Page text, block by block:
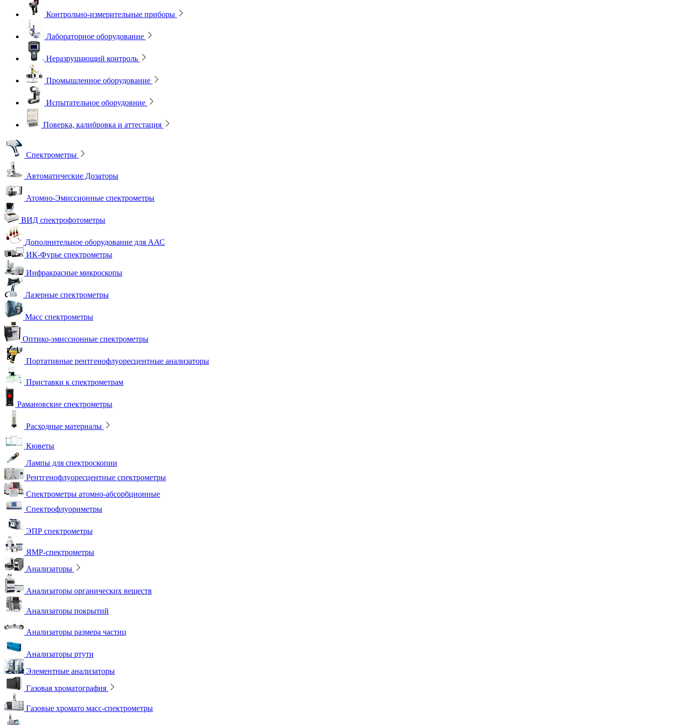
Контрольно-измерительные приборы
Лабораторное оборудование
Неразрушающий контроль
Промышленное оборудование
Испытательное оборудовние
Поверка, калибровка и аттестация
Спектрометры
Автоматические Дозаторы
Атомно-Эмиссионные спектрометры
ВИД спектрофотометры
Дополнительное оборудование для ААС
ИК-Фурье спектрометры
Инфракрасные микроскопы
Лазерные спектрометры
Масс спектрометры
Оптико-эмиссионные спектрометры
Портативные рентгенофлуоресцентные анализаторы
Приставки к спектрометрам
Рамановские спектрометры
Расходные материалы
Кюветы
Лампы для спектроскопии
Рентгенофлуоресцентные спектрометры
Спектрометры атомно-абсорбционные
Спектрофлуориметры
ЭПР спектрометры
ЯМР-спектрометры
Анализаторы
Анализаторы органических веществ
Анализаторы покрытий
Анализаторы размера частиц
Анализаторы ртути
Элементные анализаторы
Газовая хроматография
Газовые хромато масс-спектрометры